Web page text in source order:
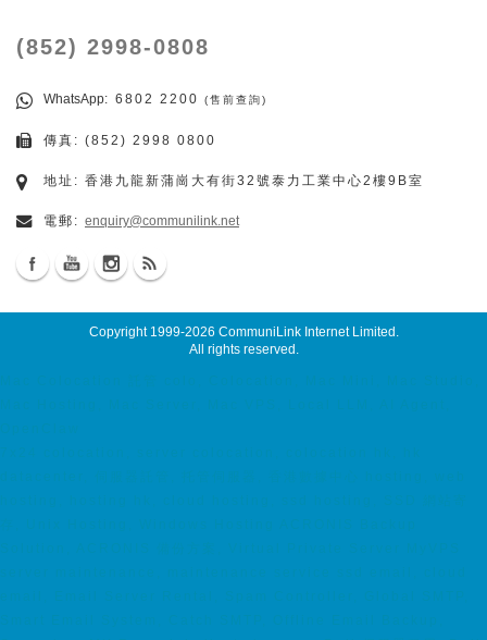
(852) 2998-0808
WhatsApp: 6802 2200 (售前查詢)
傳真: (852) 2998 0800
地址: 香港九龍新蒲崗大有街32號泰力工業中心2樓9B室
電郵: enquiry@communilink.net
Copyright 1999-2026 CommuniLink Internet Limited .
All rights reserved.